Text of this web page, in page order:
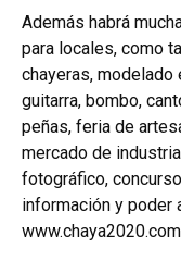
Además habrá
para locales, como
chayeras, modelado
guitarra, bombo,
peñas, feria de
mercado de
fotográfico,
información y poder